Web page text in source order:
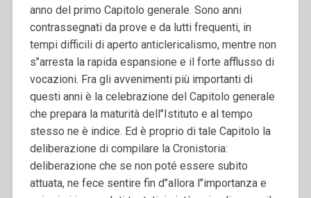
anno del primo Capitolo generale. Sono anni
contrassegnati da prove e da lutti frequenti, in
tempi difficili di aperto anticlericalismo, mentre non
s’’arresta la rapida espansione e il forte afflusso di
vocazioni. Fra gli avvenimenti più importanti di
questi anni è la celebrazione del Capitolo generale
che prepara la maturità dell’’Istituto e al tempo
stesso ne è indice. Ed è proprio di tale Capitolo la
deliberazione di compilare la Cronistoria:
deliberazione che se non poté essere subito
attuata, ne fece sentire fin d’’allora l’’importanza e